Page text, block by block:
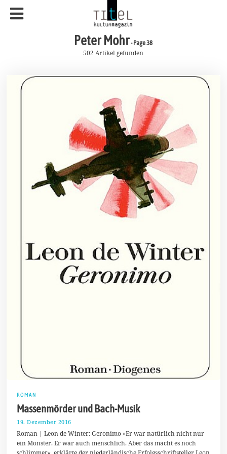
Peter Mohr- Page 38
502 Artikel gefunden
ROMAN
Massenmörder und Bach-Musik
19. Dezember 2016
3
.
D
e
Roman | Leon de Winter: Geronimo »Er war natürlich nicht nur
ein Monster. Er war auch menschlich. Aber das macht es noch